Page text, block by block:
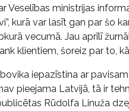
Veselības ministrijas
kurā var lasīt gan par šo
vecumā. Jau aprīlī
klientiem, šoreiz par to,
iepazīstina ar
pieejama Latvijā, tā ir
Rūdolfa Linuža